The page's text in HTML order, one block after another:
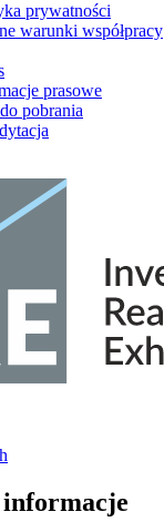
prywatności
warunki współpracy
prasowe
pobrania
informacje